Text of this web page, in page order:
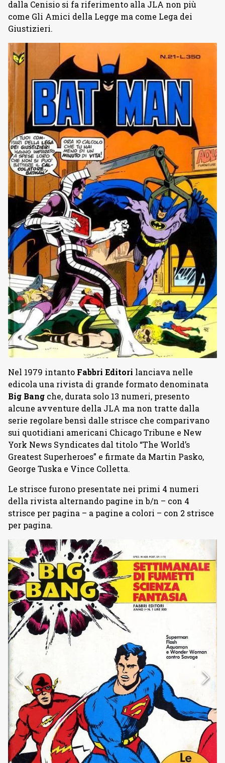
dalla Cenisio si fa riferimento alla JLA non più
come Gli Amici della Legge ma come Lega dei
Giustizieri.
Nel 1979 intanto Fabbri Editori lanciava nelle
edicola una rivista di grande formato denominata
Big Bang che, durata solo 13 numeri, presento
alcune avventure della JLA ma non tratte dalla
serie regolare bensì dalle strisce che comparivano
sui quotidiani americani Chicago Tribune e New
York News Syndicates dal titolo “The World’s
Greatest Superheroes” e firmate da Martin Pasko,
George Tuska e Vince Colletta.
Le strisce furono presentate nei primi 4 numeri
della rivista alternando pagine in b/n – con 4
strisce per pagina – a pagine a colori – con 2 strisce
per pagina.